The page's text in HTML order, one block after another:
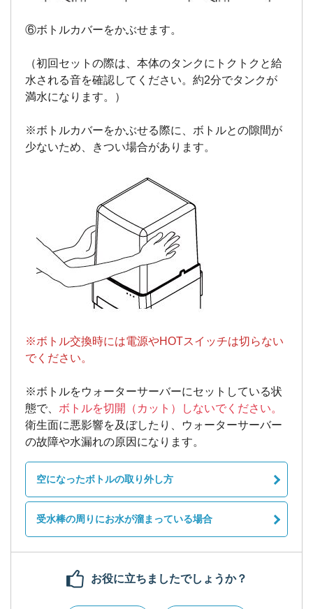
⑥ボトルカバーをかぶせます。
（初回セットの際は、本体のタンクにトクトクと給
水される音を確認してください。約2分でタンクが
満水になります。）
※ボトルカバーをかぶせる際に、ボトルとの隙間が
少ないため、きつい場合があります。
※ボトル交換時には電源やHOTスイッチは切らない
でください。
※ボトルをウォーターサーバーにセットしている状
態で、 ボトルを切開（カット）しないでください。
衛生面に悪影響を及ぼしたり、ウォーターサーバー
の故障や水漏れの原因になります。
空になったボトルの取り外し方
受水棒の周りにお水が溜まっている場合
お役に立ちましたでしょうか？